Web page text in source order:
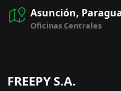
Asunción,
Oficinas Centrales
FREEPY S.A.